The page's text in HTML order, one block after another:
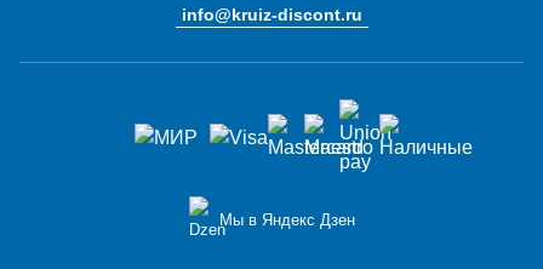
info@kruiz-discont.ru
Мы в Яндекс Дзен